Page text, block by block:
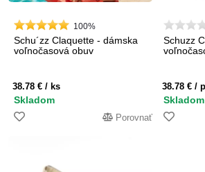
100%
Schu´zz Claquette - dámska
voľnočasová obuv
38.78 € / ks
Skladom
Porovnať
Schuzz
38.78 € /
Skladom